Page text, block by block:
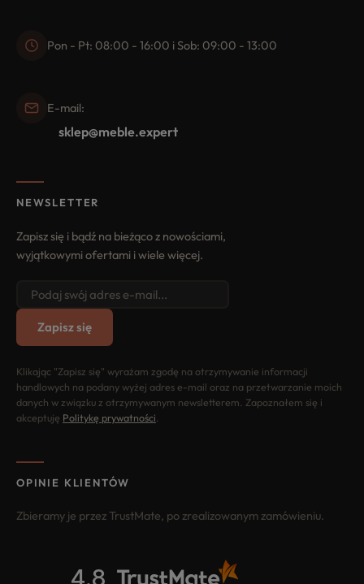
Pon - Pt: 08:00 - 16:00 i Sob: 09:00 - 13:00
E-mail:
sklep@meble.expert
NEWSLETTER
Zapisz się i bądź na bieżąco z nowościami,
wyjątkowymi ofertami i wiele więcej.
Zapisz się
Klikając "Zapisz się" wyrażam zgodę na otrzymywanie informacji
handlowych na podany wyżej adres e-mail oraz na przetwarzanie moich
danych w związku z otrzymywanym newsletterem. Zapoznałem się i
akceptuję Politykę prywatności
OPINIE KLIENTÓW
Zbieramy je przez TrustMate, po zrealizowanym zamówieniu.